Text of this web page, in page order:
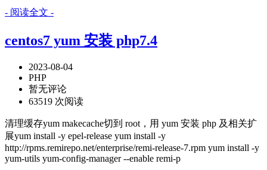
- 阅读全文 -
centos7 yum 安装 php7.4
2023-08-04
PHP
暂无评论
63519 次阅读
清理缓存yum makecache切到 root，用 yum 安装 php 及相关扩
展yum install -y epel-release yum install -y
http://rpms.remirepo.net/enterprise/remi-release-7.rpm yum install -y
yum-utils yum-config-manager --enable remi-p